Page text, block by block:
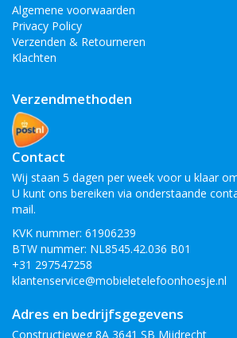
Algemene voorwaarden
Privacy Policy
Verzenden & Retourneren
Klachten
Verzendmethoden
Contact
Wij staan 5 dagen per week voor u klaar
U kunt ons bereiken via onderstaande
mail.
KVK nummer: 61906239
BTW nummer: NL8545.42.036 B01
+31 297547258
klantenservice@mobieletelefoonhoesje.nl
Adres en bedrijfsgegevens
Constructieweg 8A 3641 SB Mijdrecht